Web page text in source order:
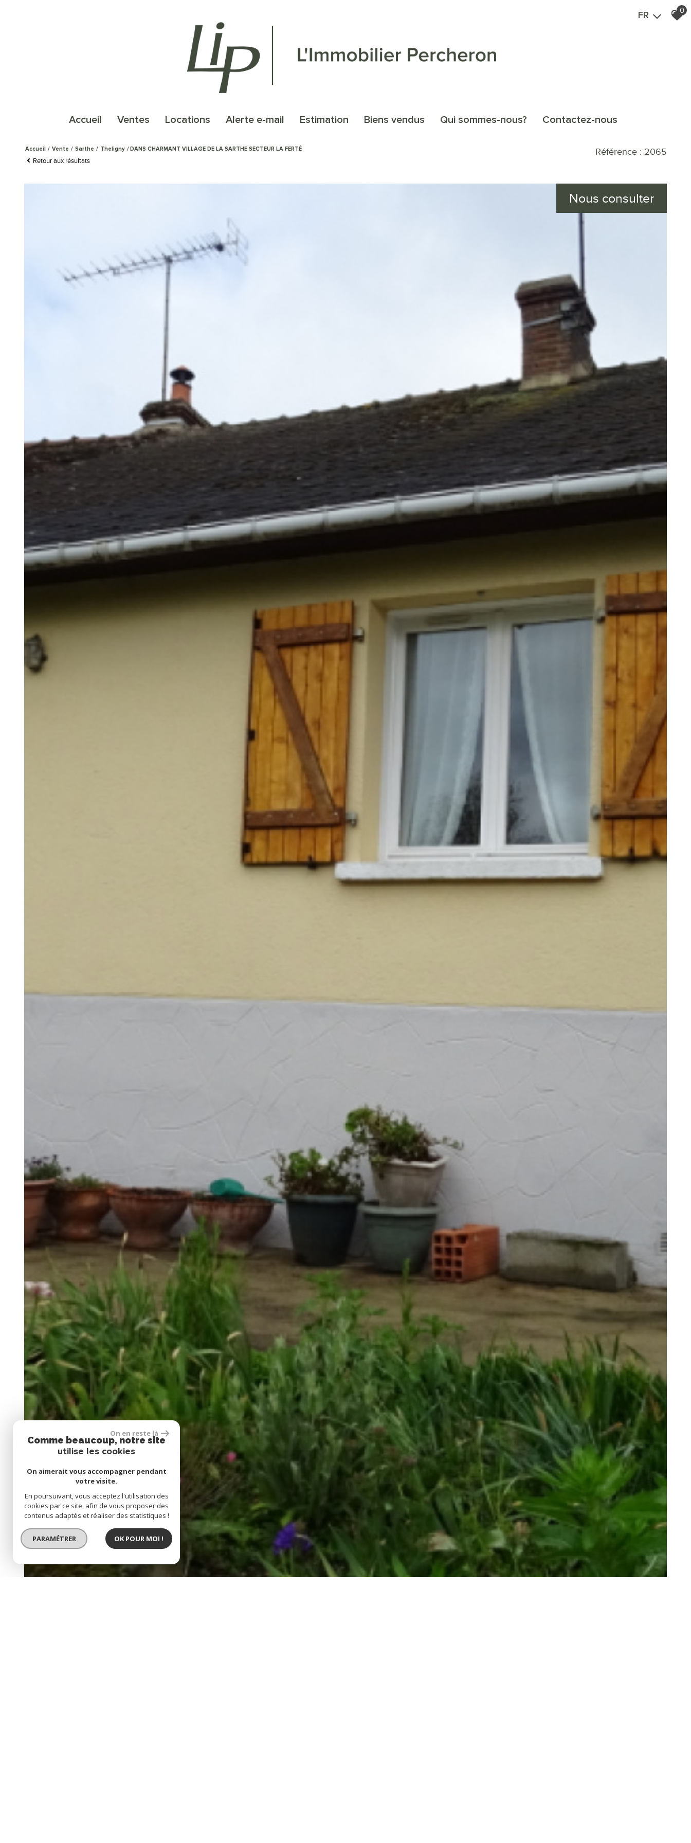
FR
0
accueil ventes locations alerte e-mail estimation biens vendus qui sommes-nous? contactez-nous
Accueil Vente Sarthe Theligny DANS CHARMANT VILLAGE DE LA SARTHE SECTEUR LA FERTÉ
Retour aux résultats
Référence : 2065
Nous consulter
On en reste là
Comme beaucoup, notre site
utilise les cookies
On aimerait vous accompagner pendant
votre visite.
En poursuivant, vous acceptez l'utilisation des
cookies par ce site, afin de vous proposer des
contenus adaptés et réaliser des statistiques !
PARAMÉTRER OK POUR MOI !